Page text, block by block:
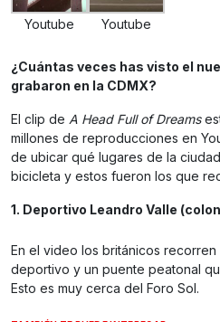
Youtube Youtube
¿Cuántas veces has visto el
grabaron en la CDMX?
El clip de A Head Full of Dreams
millones de reproducciones en
de ubicar qué lugares de la
bicicleta y estos fueron los que
1. Deportivo Leandro Valle
En el video los británicos
deportivo y un puente peatonal
Esto es muy cerca del Foro Sol.